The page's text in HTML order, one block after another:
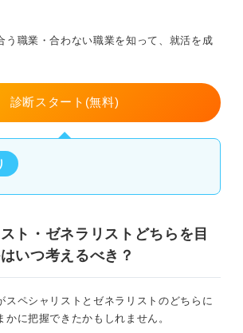
う職業・合わない職業を知って、就活を成
診断スタート(無料)
ト・ゼネラリストどちらを目
いつ考えるべき？
スペシャリストとゼネラリストのどちらに
かに把握できたかもしれません。